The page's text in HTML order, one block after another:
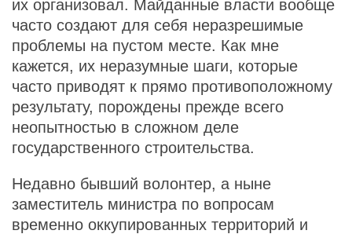
их организовал. Майданные власти вообще
часто создают для себя неразрешимые
проблемы на пустом месте. Как мне
кажется, их неразумные шаги, которые
часто приводят к прямо противоположному
результату, порождены прежде всего
неопытностью в сложном деле
государственного строительства.
Недавно бывший волонтер, а ныне
заместитель министра по вопросам
временно оккупированных территорий и